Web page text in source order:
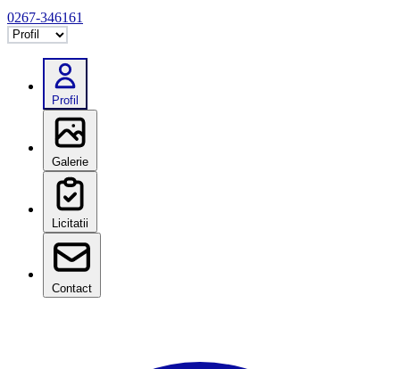
0267-346161
Selectează tab
Profil
Galerie
Licitatii
Contact